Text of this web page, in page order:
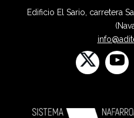
Edificio El Sario, carretera